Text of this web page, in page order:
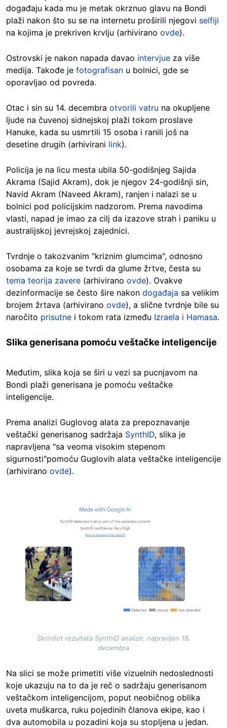
događaju kada mu je metak okrznuo glavu na Bondi
plaži nakon što su se na internetu proširili njegovi selfiji
na kojima je prekriven krvlju (arhivirano ovde).
Ostrovski je nakon napada davao intervjue za više
medija. Takođe je fotografisan u bolnici, gde se
oporavljao od povreda.
Otac i sin su 14. decembra otvorili vatru na okupljene
ljude na čuvenoj sidnejskoj plaži tokom proslave
Hanuke, kada su usmrtili 15 osoba i ranili još na
desetine drugih (arhivirani link).
Policija je na licu mesta ubila 50-godišnjeg Sajida
Akrama (Sajid Akram), dok je njegov 24-godišnji sin,
Navid Akram (Naveed Akram), ranjen i nalazi se u
bolnici pod policijskim nadzorom. Prema navodima
vlasti, napad je imao za cilj da izazove strah i paniku u
australijskoj jevrejskoj zajednici.
Tvrdnje o takozvanim "kriznim glumcima", odnosno
osobama za koje se tvrdi da glume žrtve, česta su
tema teorija zavere (arhivirano ovde). Ovakve
dezinformacije se često šire nakon događaja sa velikim
brojem žrtava (arhivirano ovde), a slične tvrdnje bile su
naročito prisutne i tokom rata između Izraela i Hamasa.
Slika generisana pomoću veštačke inteligencije
Međutim, slika koja se širi u vezi sa pucnjavom na
Bondi plaži generisana je pomoću veštačke
inteligencije.
Prema analizi Guglovog alata za prepoznavanje
veštački generisanog sadržaja SynthID, slika je
napravljena "sa veoma visokim stepenom
sigurnosti"pomoću Guglovih alata veštačke inteligencije
(arhivirano ovde).
Skrinšot rezultata SynthID analize, napravljen 18.
decembra
Na slici se može primetiti više vizuelnih nedoslednosti
koje ukazuju na to da je reč o sadržaju generisanom
veštačkom inteligencijom, poput neobičnog oblika
uveta muškarca, ruku pojedinih članova ekipe, kao i
dva automobila u pozadini koja su stopljena u jedan.